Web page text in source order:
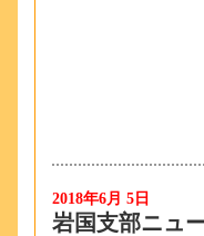
2018年6月 5日
岩国支部ニュ